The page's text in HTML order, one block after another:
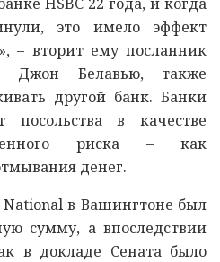
это имело эффект
– вторит ему посланник
Джон Белавью, также
другой банк. Банки
посольства в качестве
риска – как
денег.
National в Вашингтоне был
сумму, а впоследствии
в докладе Сената было